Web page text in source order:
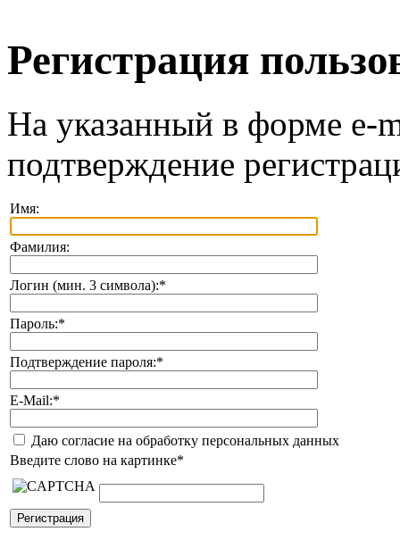
Регистрация
На указанный в форме e-
подтверждение
Имя:
Фамилия:
Логин (мин. 3 символа):*
Пароль:*
Подтверждение пароля:*
E-Mail:*
Даю согласие на обработку персональных данных
Введите слово на картинке*